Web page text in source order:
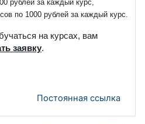
рублей за каждый курс,
по 1000 рублей за каждый курс.
на курсах, вам
заявку.
Постоянная ссылка